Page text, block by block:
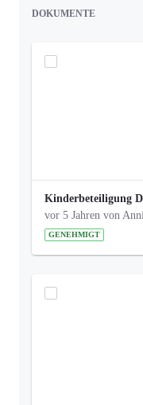
DOKUMENTE
GENEHMIGT